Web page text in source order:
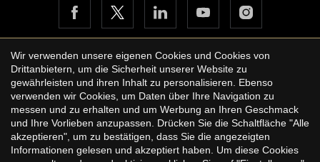
Copyright © 2026 Urbane International Real Estate
Rechtshinweis der Website
Datenschutzbestimmungen
Cookie-Richtlinie
Wir verwenden unsere eigenen Cookies und Cookies von
Drittanbietern, um die Sicherheit unserer Website zu
gewährleisten und ihren Inhalt zu personalisieren. Ebenso
verwenden wir Cookies, um Daten über Ihre Navigation zu
messen und zu erhalten und um Werbung an Ihren Geschmack
und Ihre Vorlieben anzupassen. Drücken Sie die Schaltfläche "Alle
akzeptieren", um zu bestätigen, dass Sie die angezeigten
Informationen gelesen und akzeptiert haben. Um diese Cookies